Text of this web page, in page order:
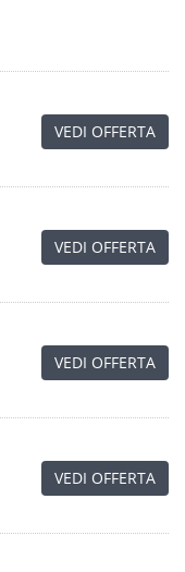
VEDI OFFERTA
VEDI OFFERTA
VEDI OFFERTA
VEDI OFFERTA